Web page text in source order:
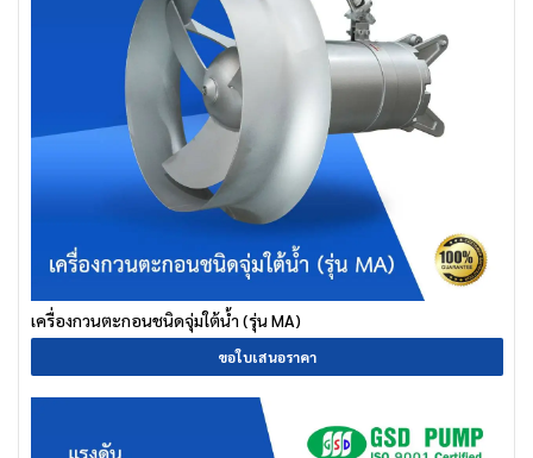
เครื่องกวนตะกอนชนิดจุ่มใต้น้ำ (รุ่น MA)
ขอใบเสนอราคา